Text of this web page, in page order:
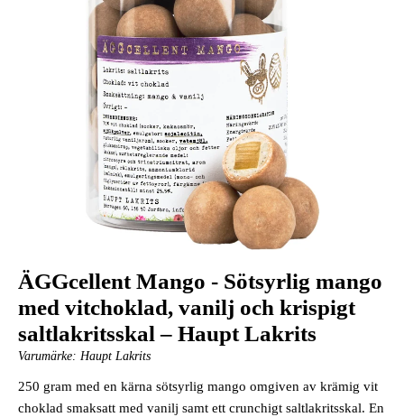
ÄGGcellent Mango - Sötsyrlig mango
med vitchoklad, vanilj och krispigt
saltlakritsskal – Haupt Lakrits
Varumärke: Haupt Lakrits
250 gram med en kärna sötsyrlig mango omgiven av krämig vit
choklad smaksatt med vanilj samt ett crunchigt saltlakritsskal. En